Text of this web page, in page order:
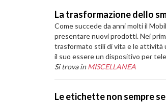
La trasformazione dello
Come succede da anni molti il
presentare nuovi prodotti. Nei
trasformato stili di vita e le attività
il suo essere un dispositivo per
Si trova in MISCELLANEA
Le etichette non sempre